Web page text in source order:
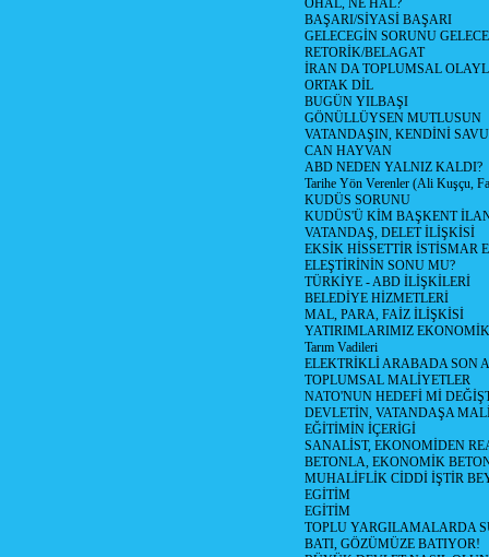
OHAL, NE HAL?
BAŞARI/SİYASİ BAŞARI
GELECEGİN SORUNU
RETORİK/BELAGAT
İRAN DA TOPLUMSAL
ORTAK DİL
BUGÜN YILBAŞI
GÖNÜLLÜYSEN MUTLUSUN
VATANDAŞIN, KENDİNİ
CAN HAYVAN
ABD NEDEN YALNIZ KALDI?
Tarihe Yön Verenler (Ali Kuşçu,
KUDÜS SORUNU
KUDÜS'Ü KİM BAŞKENT
VATANDAŞ, DELET İLİŞKİSİ
EKSİK HİSSETTİR İSTİSMAR
ELEŞTİRİNİN SONU MU?
TÜRKİYE - ABD İLİŞKİLERİ
BELEDİYE HİZMETLERİ
MAL, PARA, FAİZ İLİŞKİSİ
YATIRIMLARIMIZ
Tarım Vadileri
ELEKTRİKLİ ARABADA SON
TOPLUMSAL MALİYETLER
NATO'NUN HEDEFİ Mİ
DEVLETİN, VATANDAŞA
EĞİTİMİN İÇERİGİ
SANALİST, EKONOMİDEN
BETONLA, EKONOMİK
MUHALİFLİK CİDDİ İŞTİR
EGİTİM
EGİTİM
TOPLU YARGILAMALARDA
BATI, GÖZÜMÜZE BATIYOR!